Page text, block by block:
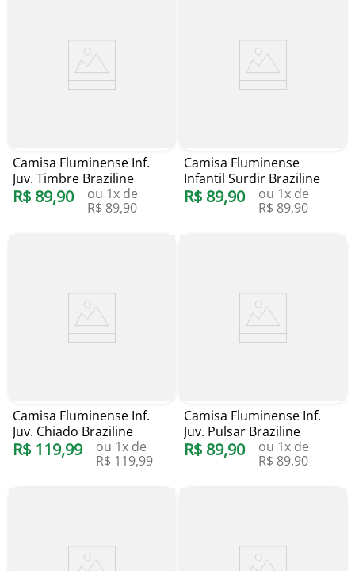
Camisa Fluminense Inf.
Juv. Timbre Braziline
R$ 89,90 ou 1x de
R$ 89,90
Camisa Fluminense
Infantil Surdir Braziline
R$ 89,90 ou 1x de
R$ 89,90
Camisa Fluminense Inf.
Juv. Chiado Braziline
R$ 119,99 ou 1x de
R$ 119,99
Camisa Fluminense Inf.
Juv. Pulsar Braziline
R$ 89,90 ou 1x de
R$ 89,90